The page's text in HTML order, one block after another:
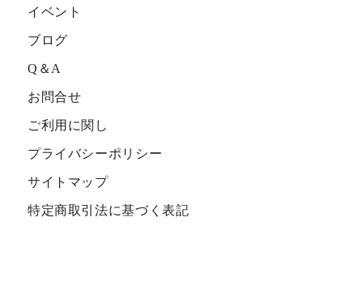
イベント
ブログ
Q＆A
お問合せ
ご利用に関し
プライバシーポリシー
サイトマップ
特定商取引法に基づく表記